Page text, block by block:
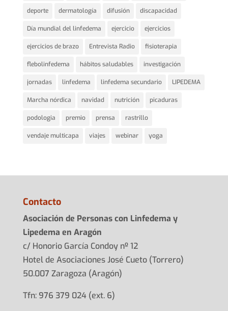
deporte dermatología difusión discapacidad
Día mundial del linfedema ejercicio ejercicios
ejercicios de brazo Entrevista Radio fisioterapia
flebolinfedema hábitos saludables investigación
jornadas linfedema linfedema secundario LIPEDEMA
Marcha nórdica navidad nutrición picaduras
podologia premio prensa rastrillo
vendaje multicapa viajes webinar yoga
Contacto
Asociación de Personas con Linfedema y
Lipedema en Aragón
c/ Honorio García Condoy nº 12
Hotel de Asociaciones José Cueto (Torrero)
50.007 Zaragoza (Aragón)
Tfn: 976 379 024 (ext. 6)